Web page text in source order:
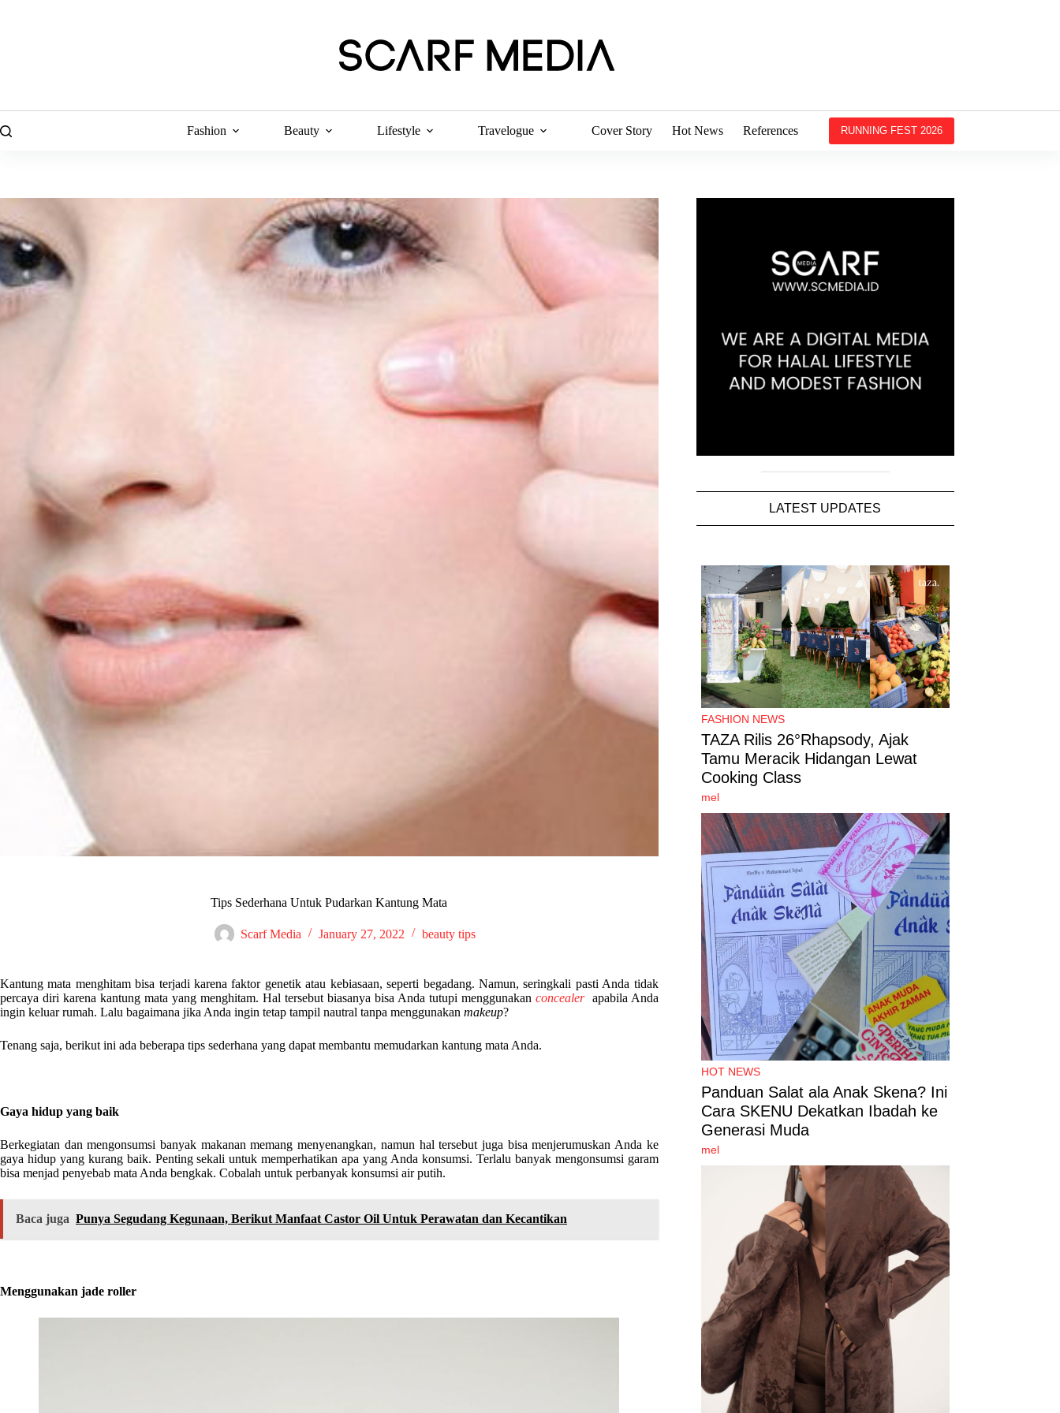
Fashion Beauty Lifestyle Travelogue Cover Story Hot News References RUNNING FEST 2026
Tips Sederhana Untuk Pudarkan Kantung Mata
Scarf Media January 27, 2022 beauty tips
Kantung mata menghitam bisa terjadi karena faktor genetik atau kebiasaan, seperti begadang. Namun, seringkali pasti Anda tidak
percaya diri karena kantung mata yang menghitam. Hal tersebut biasanya bisa Anda tutupi menggunakan concealer apabila Anda
ingin keluar rumah. Lalu bagaimana jika Anda ingin tetap tampil nautral tanpa menggunakan makeup?
Tenang saja, berikut ini ada beberapa tips sederhana yang dapat membantu memudarkan kantung mata Anda.
Gaya hidup yang baik
Berkegiatan dan mengonsumsi banyak makanan memang menyenangkan, namun hal tersebut juga bisa menjerumuskan Anda ke
gaya hidup yang kurang baik. Penting sekali untuk memperhatikan apa yang Anda konsumsi. Terlalu banyak mengonsumsi garam
bisa menjad penyebab mata Anda bengkak. Cobalah untuk perbanyak konsumsi air putih.
Baca juga Punya Segudang Kegunaan, Berikut Manfaat Castor Oil Untuk Perawatan dan Kecantikan
Menggunakan jade roller
LATEST UPDATES
FASHION NEWS
TAZA Rilis 26°Rhapsody, Ajak
Tamu Meracik Hidangan Lewat
Cooking Class
mel
HOT NEWS
Panduan Salat ala Anak Skena? Ini
Cara SKENU Dekatkan Ibadah ke
Generasi Muda
mel